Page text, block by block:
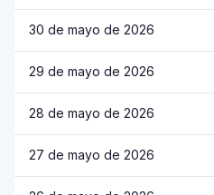
30 de mayo de 2026
29 de mayo de 2026
28 de mayo de 2026
27 de mayo de 2026